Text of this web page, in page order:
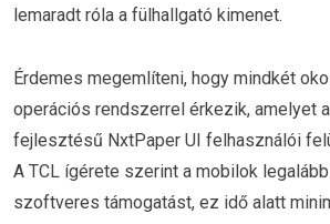
lemaradt róla a fülhallgató kimenet.
Érdemes megemlíteni, hogy mindkét
operációs rendszerrel érkezik, amelyet
fejlesztésű NxtPaper UI felhasználói
A TCL ígérete szerint a mobilok
szoftveres támogatást, ez idő alatt